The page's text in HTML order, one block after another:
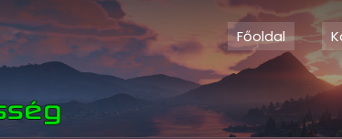
Főoldal